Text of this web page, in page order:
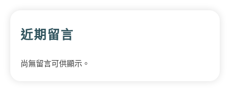
近期留言
尚無留言可供顯示。